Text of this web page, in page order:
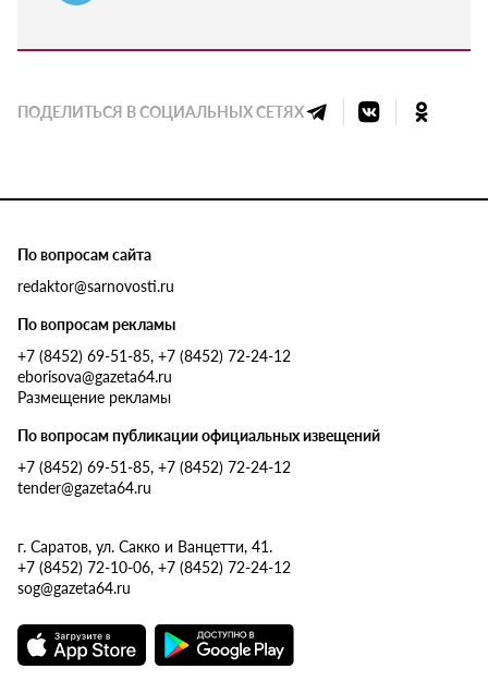
ПОДЕЛИТЬСЯ В СОЦИАЛЬНЫХ СЕТЯХ
По вопросам сайта
redaktor@sarnovosti.ru
По вопросам рекламы
+7 (8452) 69-51-85, +7 (8452) 72-24-12
eborisova@gazeta64.ru
Размещение рекламы
По вопросам публикации официальных извещений
+7 (8452) 69-51-85, +7 (8452) 72-24-12
tender@gazeta64.ru
г. Саратов, ул. Сакко и Ванцетти, 41.
+7 (8452) 72-10-06, +7 (8452) 72-24-12
sog@gazeta64.ru